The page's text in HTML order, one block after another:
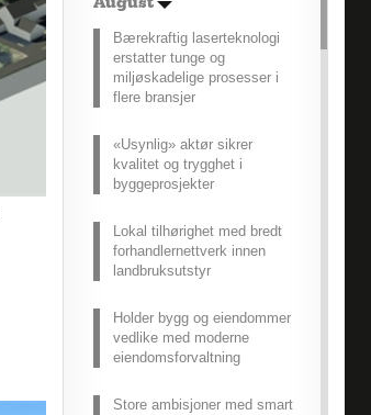
August
Bærekraftig laserteknologi
erstatter tunge og
miljøskadelige prosesser i
flere bransjer
«Usynlig» aktør sikrer
kvalitet og trygghet i
byggeprosjekter
Lokal tilhørighet med bredt
forhandlernettverk innen
landbruksutstyr
Holder bygg og eiendommer
vedlike med moderne
eiendomsforvaltning
Store ambisjoner med smart